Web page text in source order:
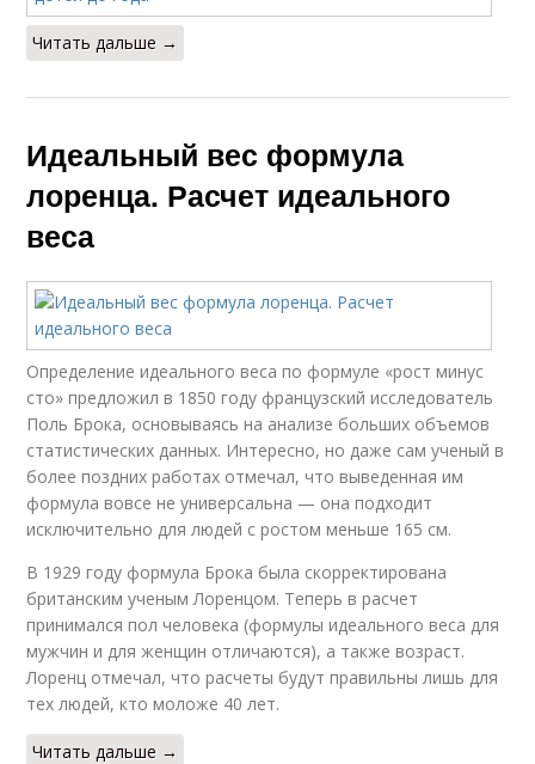
Читать дальше →
Идеальный вес формула
лоренца. Расчет идеального
веса
Определение идеального веса по формуле «рост минус
сто» предложил в 1850 году французский исследователь
Поль Брока, основываясь на анализе больших объемов
статистических данных. Интересно, но даже сам ученый в
более поздних работах отмечал, что выведенная им
формула вовсе не универсальна — она подходит
исключительно для людей с ростом меньше 165 см.
В 1929 году формула Брока была скорректирована
британским ученым Лоренцом. Теперь в расчет
принимался пол человека (формулы идеального веса для
мужчин и для женщин отличаются), а также возраст.
Лоренц отмечал, что расчеты будут правильны лишь для
тех людей, кто моложе 40 лет.
Читать дальше →